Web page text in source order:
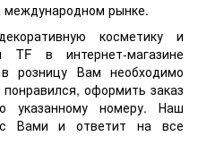
международном рынке.
косметику и
TF в интернет-магазине
розницу Вам необходимо
оформить заказ
указанному номеру. Наш
Вами и ответит на все